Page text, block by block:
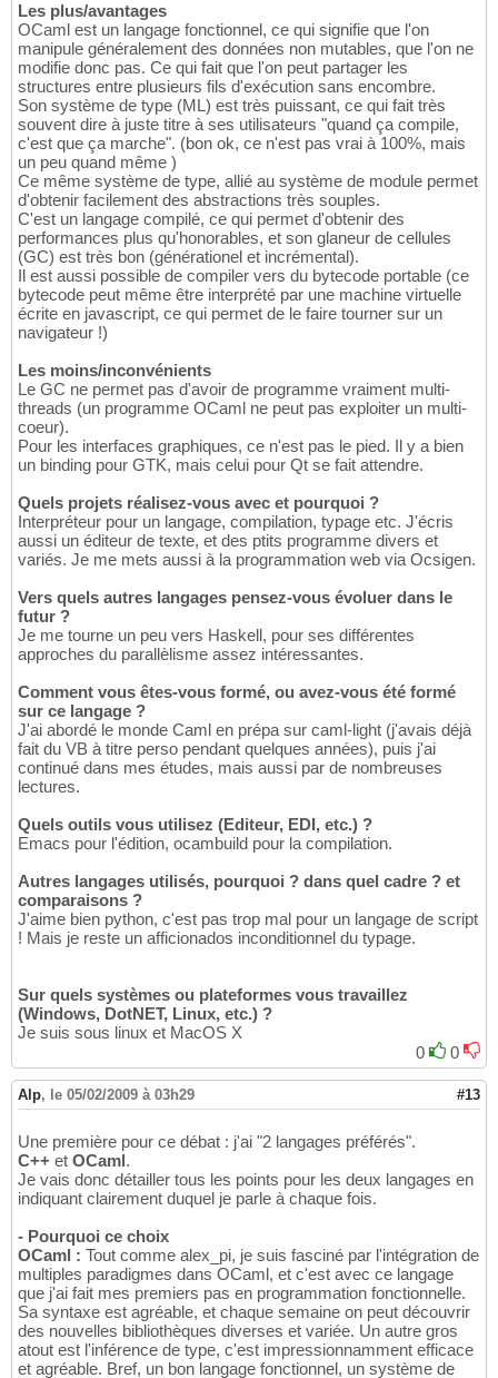
Les plus/avantages
OCaml est un langage fonctionnel, ce qui signifie que l'on
manipule généralement des données non mutables, que l'on ne
modifie donc pas. Ce qui fait que l'on peut partager les
structures entre plusieurs fils d'exécution sans encombre.
Son système de type (ML) est très puissant, ce qui fait très
souvent dire à juste titre à ses utilisateurs "quand ça compile,
c'est que ça marche". (bon ok, ce n'est pas vrai à 100%, mais
un peu quand même )
Ce même système de type, allié au système de module permet
d'obtenir facilement des abstractions très souples.
C'est un langage compilé, ce qui permet d'obtenir des
performances plus qu'honorables, et son glaneur de cellules
(GC) est très bon (générationel et incrémental).
Il est aussi possible de compiler vers du bytecode portable (ce
bytecode peut même être interprété par une machine virtuelle
écrite en javascript, ce qui permet de le faire tourner sur un
navigateur !)
Les moins/inconvénients
Le GC ne permet pas d'avoir de programme vraiment multi-
threads (un programme OCaml ne peut pas exploiter un multi-
coeur).
Pour les interfaces graphiques, ce n'est pas le pied. Il y a bien
un binding pour GTK, mais celui pour Qt se fait attendre.
Quels projets réalisez-vous avec et pourquoi ?
Interpréteur pour un langage, compilation, typage etc. J'écris
aussi un éditeur de texte, et des ptits programme divers et
variés. Je me mets aussi à la programmation web via Ocsigen.
Vers quels autres langages pensez-vous évoluer dans le
futur ?
Je me tourne un peu vers Haskell, pour ses différentes
approches du parallèlisme assez intéressantes.
Comment vous êtes-vous formé, ou avez-vous été formé
sur ce langage ?
J'ai abordé le monde Caml en prépa sur caml-light (j'avais déjà
fait du VB à titre perso pendant quelques années), puis j'ai
continué dans mes études, mais aussi par de nombreuses
lectures.
Quels outils vous utilisez (Editeur, EDI, etc.) ?
Emacs pour l'édition, ocambuild pour la compilation.
Autres langages utilisés, pourquoi ? dans quel cadre ? et
comparaisons ?
J'aime bien python, c'est pas trop mal pour un langage de script
! Mais je reste un afficionados inconditionnel du typage.
Sur quels systèmes ou plateformes vous travaillez
(Windows, DotNET, Linux, etc.) ?
Je suis sous linux et MacOS X
0
0
Alp, le 05/02/2009 à 03h29 #13
Une première pour ce débat : j'ai "2 langages préférés".
C++ et OCaml.
Je vais donc détailler tous les points pour les deux langages en
indiquant clairement duquel je parle à chaque fois.
- Pourquoi ce choix
OCaml : Tout comme alex_pi, je suis fasciné par l'intégration de
multiples paradigmes dans OCaml, et c'est avec ce langage
que j'ai fait mes premiers pas en programmation fonctionnelle.
Sa syntaxe est agréable, et chaque semaine on peut découvrir
des nouvelles bibliothèques diverses et variée. Un autre gros
atout est l'inférence de type, c'est impressionnamment efficace
et agréable. Bref, un bon langage fonctionnel, un système de